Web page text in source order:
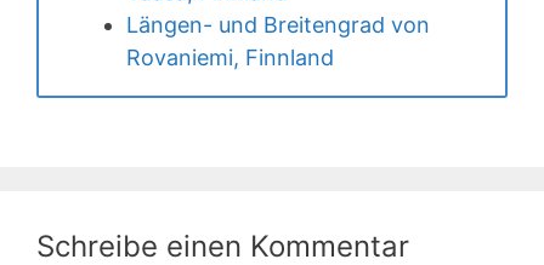
Längen- und Breitengrad von
Rovaniemi, Finnland
Schreibe einen Kommentar